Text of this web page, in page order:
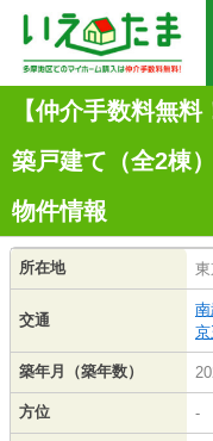
【仲介手数料無
築戸建て（全2棟
物件情報
所在地
交通
南
京
築年月（築年数）
方位 -